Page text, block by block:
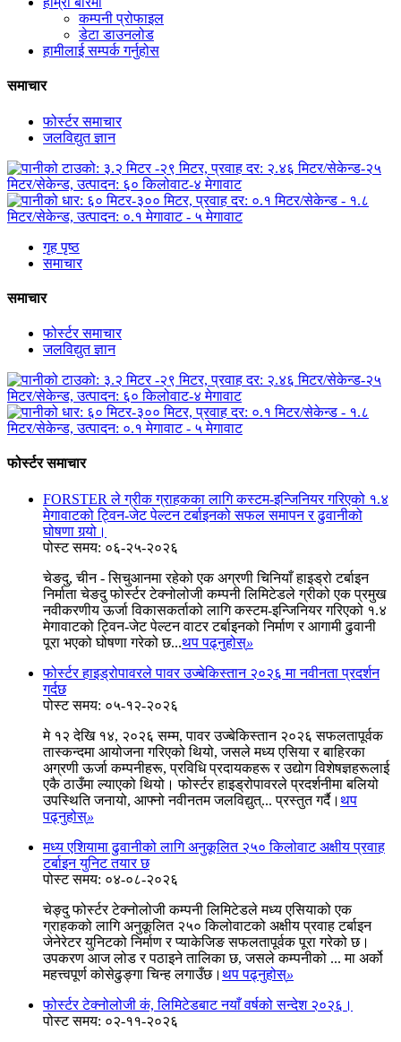
कम्पनी प्रोफाइल
डेटा डाउनलोड
हामीलाई सम्पर्क गर्नुहोस
समाचार
फोर्स्टर समाचार
जलविद्युत ज्ञान
गृह पृष्ठ
समाचार
समाचार
फोर्स्टर समाचार
जलविद्युत ज्ञान
फोर्स्टर समाचार
FORSTER ले ग्रीक ग्राहकका लागि कस्टम-इन्जिनियर गरिएको १.४
मेगावाटको ट्विन-जेट पेल्टन टर्बाइनको सफल समापन र ढुवानीको
घोषणा गर्‍यो।
पोस्ट समय: ०६-२५-२०२६
चेङदु, चीन - सिचुआनमा रहेको एक अग्रणी चिनियाँ हाइड्रो टर्बाइन
निर्माता चेङदु फोर्स्टर टेक्नोलोजी कम्पनी लिमिटेडले ग्रीको एक प्रमुख
नवीकरणीय ऊर्जा विकासकर्ताको लागि कस्टम-इन्जिनियर गरिएको १.४
मेगावाटको ट्विन-जेट पेल्टन वाटर टर्बाइनको निर्माण र आगामी ढुवानी
पूरा भएको घोषणा गरेको छ...थप पढ्नुहोस्»
फोर्स्टर हाइड्रोपावरले पावर उज्बेकिस्तान २०२६ मा नवीनता प्रदर्शन
गर्दछ
पोस्ट समय: ०५-१२-२०२६
मे १२ देखि १४, २०२६ सम्म, पावर उज्बेकिस्तान २०२६ सफलतापूर्वक
तास्कन्दमा आयोजना गरिएको थियो, जसले मध्य एसिया र बाहिरका
अग्रणी ऊर्जा कम्पनीहरू, प्रविधि प्रदायकहरू र उद्योग विशेषज्ञहरूलाई
एकै ठाउँमा ल्याएको थियो। फोर्स्टर हाइड्रोपावरले प्रदर्शनीमा बलियो
उपस्थिति जनायो, आफ्नो नवीनतम जलविद्युत्... प्रस्तुत गर्दै। थप
पढ्नुहोस्»
मध्य एशियामा ढुवानीको लागि अनुकूलित २५० किलोवाट अक्षीय प्रवाह
टर्बाइन युनिट तयार छ
पोस्ट समय: ०४-०८-२०२६
चेङ्दु फोर्स्टर टेक्नोलोजी कम्पनी लिमिटेडले मध्य एसियाको एक
ग्राहकको लागि अनुकूलित २५० किलोवाटको अक्षीय प्रवाह टर्बाइन
जेनेरेटर युनिटको निर्माण र प्याकेजिङ सफलतापूर्वक पूरा गरेको छ।
उपकरण आज लोड र पठाइने तालिका छ, जसले कम्पनीको ... मा अर्को
महत्त्वपूर्ण कोसेढुङ्गा चिन्ह लगाउँछ। थप पढ्नुहोस्»
फोर्स्टर टेक्नोलोजी कं, लिमिटेडबाट नयाँ वर्षको सन्देश २०२६।
पोस्ट समय: ०२-११-२०२६